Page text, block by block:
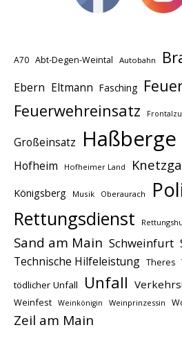
A70 Abt-Degen-Weintal Autobahn
Ebern Eltmann Fasching
Feuerwehreinsatz
Großeinsatz Haßberge
Hofheim Hofheimer Land
Königsberg Musik Oberaurach
Rettungsdienst
Sand am Main Schweinfurt
Technische Hilfeleistung Theres
tödlicher Unfall Unfall
Weinfest Weinkönigin Weinprinzessin
Zeil am Main